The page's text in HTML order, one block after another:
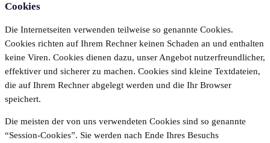
Cookies
Die Internetseiten verwenden teilweise so genannte Cookies.
Cookies richten auf Ihrem Rechner keinen Schaden an und enthalten
keine Viren. Cookies dienen dazu, unser Angebot nutzerfreundlicher,
effektiver und sicherer zu machen. Cookies sind kleine Textdateien,
die auf Ihrem Rechner abgelegt werden und die Ihr Browser
speichert.
Die meisten der von uns verwendeten Cookies sind so genannte
“Session-Cookies”. Sie werden nach Ende Ihres Besuchs